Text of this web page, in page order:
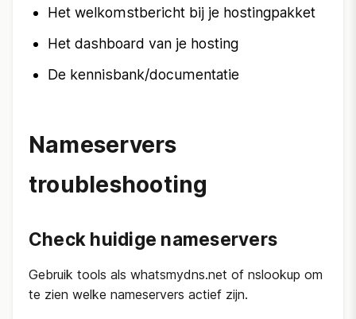
Het welkomstbericht bij je hostingpakket
Het dashboard van je hosting
De kennisbank/documentatie
Nameservers
troubleshooting
Check huidige nameservers
Gebruik tools als whatsmydns.net of nslookup om
te zien welke nameservers actief zijn.